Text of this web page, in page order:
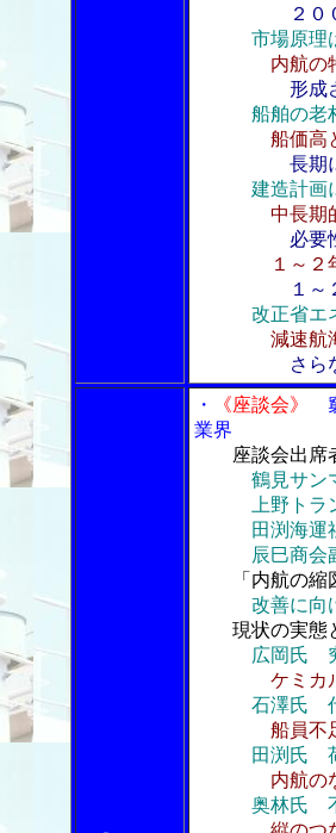
２０
市場原理
内航の
形成
船舶の老
船価高
長期
建造計画
中長期
必要
１～２
１～
改正省エ
減速航
さら
・ 《座談会》
業界
座談会出席
鶴見サ
上野トラン
田渕海運社
辰巳商会副
「内航の
改善に向
現状の実態
広岡氏
ケミカ
石澤氏
船員不
田渕氏
内航の
奥林氏